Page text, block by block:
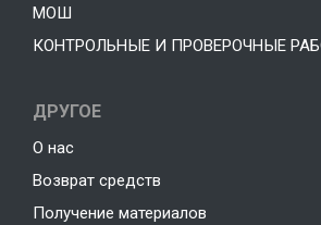
МОШ
КОНТРОЛЬНЫЕ И ПРОВЕРОЧНЫЕ
ДРУГОЕ
О нас
Возврат средств
Получение материалов